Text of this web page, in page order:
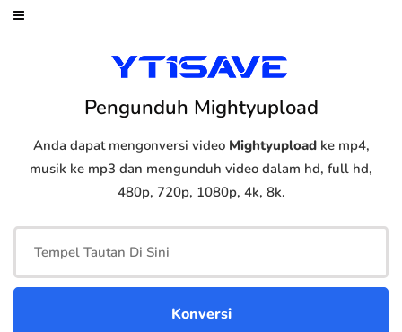
Pengunduh Mightyupload
Anda dapat mengonversi video Mightyuploadke mp4,
musik ke mp3 dan mengunduh video dalam hd, full hd,
480p, 720p, 1080p, 4k, 8k.